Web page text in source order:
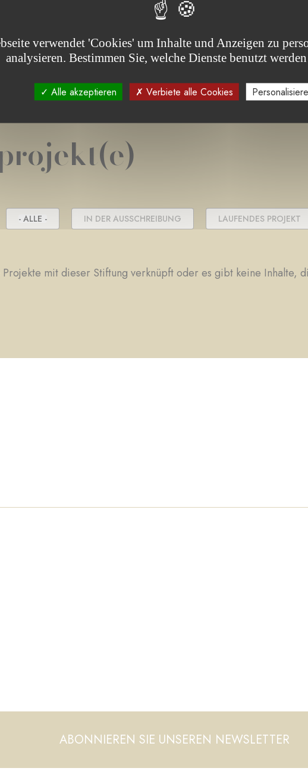
- ALLE - IN DER AUSSCHREIBUNG LAUFENDES PROJEKT
mit dieser Stiftung verknüpft oder es gibt keine Inhalte,
ABONNIEREN SIE UNSEREN NEWSLETTER
verwendet 'Cookies' um Inhalte und Anzeigen zu
analysieren. Bestimmen Sie, welche Dienste benutzt
Alle akzeptieren Verbiete alle Cookies